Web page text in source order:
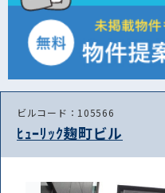
ビルコード：105566
ﾋｭｰﾘｯｸ麹町ビル